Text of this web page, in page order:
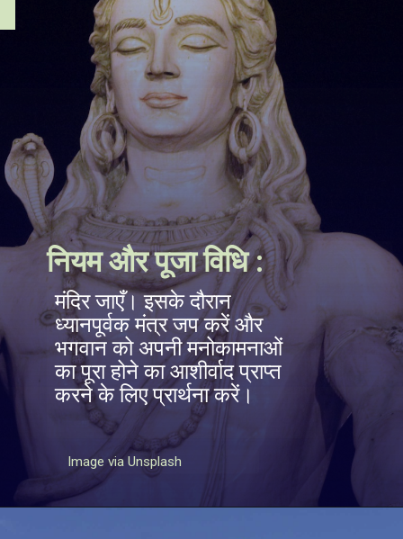
Image via Unsplash
मंदिर जाएँ। इसके दौरान
ध्यानपूर्वक मंत्र जप करें और
भगवान को अपनी मनोकामनाओं
का पूरा होने का आशीर्वाद प्राप्त
करने के लिए प्रार्थना करें।
नियम और पूजा विधि :